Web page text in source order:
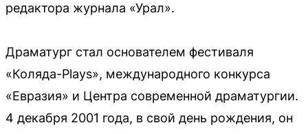
редактора журнала «Урал».
Драматург стал основателем фестиваля
«Коляда-Plays», международного конкурса
«Евразия» и Центра современной драматургии.
4 декабря 2001 года, в свой день рождения, он